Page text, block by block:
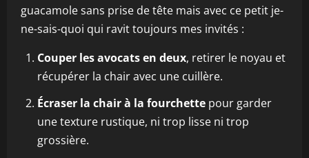
guacamole sans prise de tête mais avec ce petit je-
ne-sais-quoi qui ravit toujours mes invités :
Couper les avocats en deux, retirer le noyau et
récupérer la chair avec une cuillère.
Écraser la chair à la fourchette pour garder
une texture rustique, ni trop lisse ni trop
grossière.